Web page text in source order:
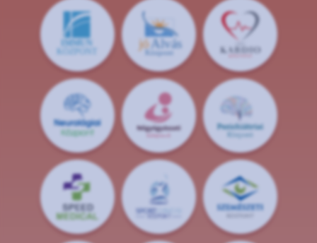
IMMUN
KÖZPONT
jóAlvás
Központ
SPORT